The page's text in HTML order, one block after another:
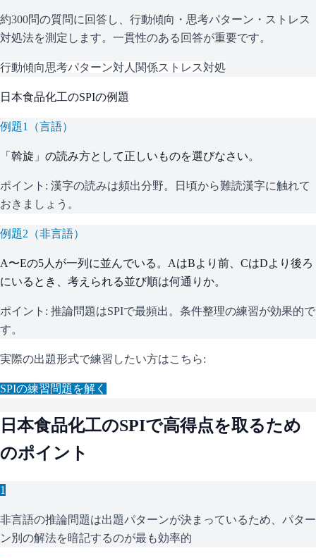
約300問の質問に回答し、行動傾向・思考パターン・ストレス
対処法を測定します。一貫性のある回答が重要です。
行動傾向思考パターン対人関係ストレス対処
日本食品化工のSPIの例題
例題1 （言語）
「斡旋」の読み方として正しいものを選びなさい。
ポイント: 漢字の読みは頻出分野。日頃から難読漢字に触れて
おきましょう。
例題2 （非言語）
A〜Eの5人が一列に並んでいる。AはBより前、CはDより後ろ
にいるとき、考えられる並び順は何通りか。
ポイント: 推論問題はSPIで最頻出。条件整理の練習が効果的で
す。
実際の出題形式で練習したい方はこちら:
SPIの練習問題を解く
日本食品化工のSPIで高得点を取るため
のポイント
1
非言語の推論問題は出題パターンが決まっているため、パター
ン別の解法を暗記するのが最も効率的